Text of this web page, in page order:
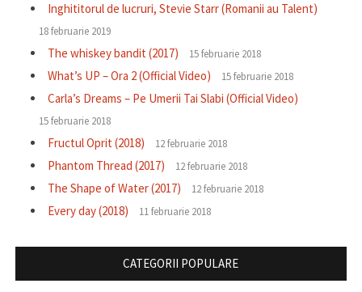
Inghititorul de lucruri, Stevie Starr (Romanii au Talent)
18 februarie 2019
The whiskey bandit (2017) 15 februarie 2018
What’s UP – Ora 2 (Official Video) 15 februarie 2018
Carla’s Dreams – Pe Umerii Tai Slabi (Official Video)
15 februarie 2018
Fructul Oprit (2018) 12 februarie 2018
Phantom Thread (2017) 12 februarie 2018
The Shape of Water (2017) 12 februarie 2018
Every day (2018) 11 februarie 2018
CATEGORII POPULARE